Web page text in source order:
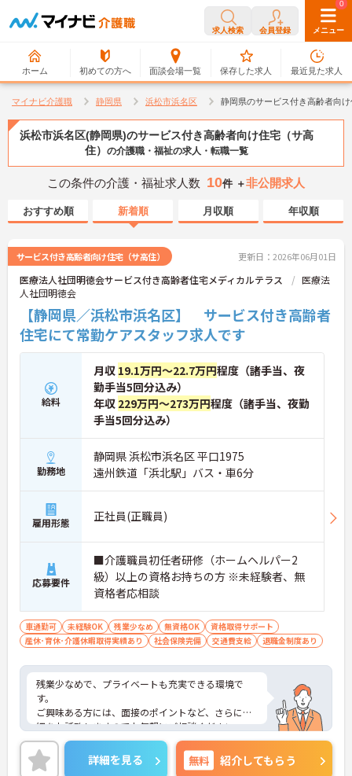
求人検索 会員登録 メニュー
ホーム 初めての方へ 面談会場一覧
0
保存した求人
0
最近見た求人
マイナビ介護職 静岡県 浜松市浜名区 静岡県のサービス付き高齢者向
浜松市浜名区(静岡県)のサービス付き高齢者向け住宅（サ高
住） の介護職・福祉の求人・転職一覧
この条件の介護・福祉求人数 10件 ＋非公開求人
おすすめ順 新着順 月収順 年収順
サービス付き高齢者向け住宅（サ高住） 更新日：2026年06月01日
医療法人社団明徳会サービス付き高齢者住宅メディカルテラス
医療法
人社団明徳会
【静岡県／浜松市浜名区】 サービス付き高齢者
住宅にて常勤ケアスタッフ求人です
給料
月収 19.1万円～22.7万円程度（諸手当、夜
勤手当5回分込み）
年収 229万円～273万円程度（諸手当、夜勤
手当5回分込み）
勤務地
静岡県 浜松市浜名区 平口1975
遠州鉄道「浜北駅」バス・車6分
雇用形態 正社員(正職員)
応募要件
■介護職員初任者研修（ホームヘルパー2
級）以上の資格お持ちの方 ※未経験者、無
資格者応相談
車通勤可 未経験OK 残業少なめ 無資格OK
資格取得サポート
産休･育休･介護休暇取得実績あり
社会保険完備 交通費支給 退職金制度あり
残業少なめで、プライベートも充実できる環境で
す。
ご興味ある方には、面接のポイントなど、さらに詳
細をお話致しますのでお気軽にご相談ください。
詳細を見る 無料 紹介してもらう